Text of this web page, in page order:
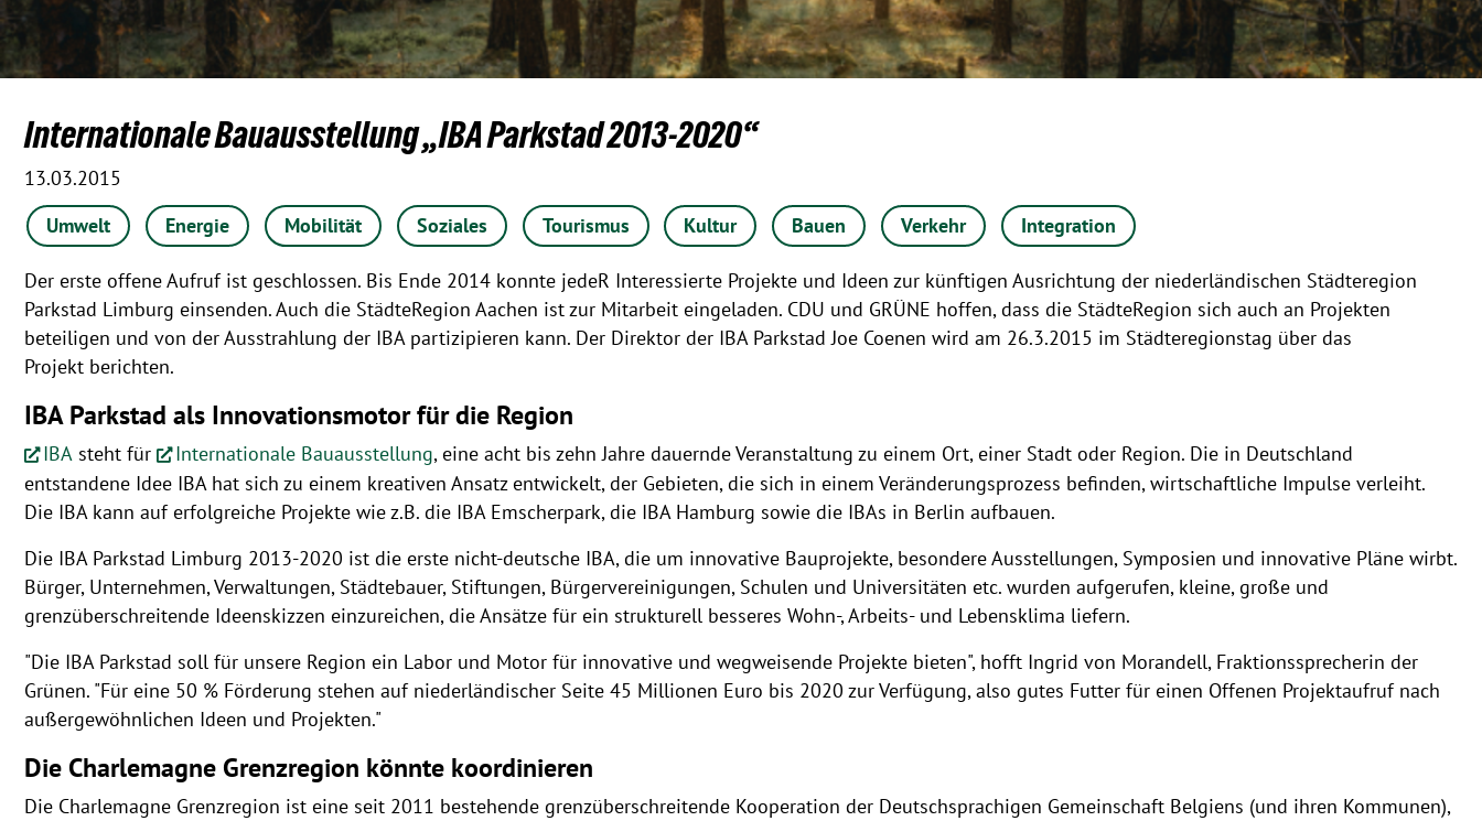
Internationale Bauausstellung „IBA Parkstad 2013-2020“
13.03.2015
Umwelt
Energie Mobilität Soziales Tourismus Kultur Bauen Verkehr Integration
Der erste offene Aufruf ist geschlossen. Bis Ende 2014 konnte jedeR Interessierte Projekte und Ideen zur künftigen Ausrichtung der niederländischen Städteregion
Parkstad Limburg einsenden. Auch die StädteRegion Aachen ist zur Mitarbeit eingeladen. CDU und GRÜNE hoffen, dass die StädteRegion sich auch an Projekten
beteiligen und von der Ausstrahlung der IBA partizipieren kann. Der Direktor der IBA Parkstad Joe Coenen wird am 26.3.2015 im Städteregionstag über das
Projekt berichten.
IBA Parkstad als Innovationsmotor für die Region
IBA steht für Internationale Bauausstellung, eine acht bis zehn Jahre dauernde Veranstaltung zu einem Ort, einer Stadt oder Region. Die in Deutschland
entstandene Idee IBA hat sich zu einem kreativen Ansatz entwickelt, der Gebieten, die sich in einem Veränderungsprozess befinden, wirtschaftliche Impulse verleiht.
Die IBA kann auf erfolgreiche Projekte wie z.B. die IBA Emscherpark, die IBA Hamburg sowie die IBAs in Berlin aufbauen.
Die IBA Parkstad Limburg 2013-2020 ist die erste nicht-deutsche IBA, die um innovative Bauprojekte, besondere Ausstellungen, Symposien und innovative Pläne wirbt.
Bürger, Unternehmen, Verwaltungen, Städtebauer, Stiftungen, Bürgervereinigungen, Schulen und Universitäten etc. wurden aufgerufen, kleine, große und
grenzüberschreitende Ideenskizzen einzureichen, die Ansätze für ein strukturell besseres Wohn-, Arbeits- und Lebensklima liefern.
"Die IBA Parkstad soll für unsere Region ein Labor und Motor für innovative und wegweisende Projekte bieten", hofft Ingrid von Morandell, Fraktionssprecherin der
Grünen. "Für eine 50 % Förderung stehen auf niederländischer Seite 45 Millionen Euro bis 2020 zur Verfügung, also gutes Futter für einen Offenen Projektaufruf nach
außergewöhnlichen Ideen und Projekten."
Die Charlemagne Grenzregion könnte koordinieren
Die Charlemagne Grenzregion ist eine seit 2011 bestehende grenzüberschreitende Kooperation der Deutschsprachigen Gemeinschaft Belgiens (und ihren Kommunen),